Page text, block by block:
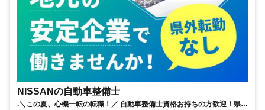
NISSANの自動車整備士
.＼この夏、心機一転の転職！／ 自動車整備士資格お持ちの方歓迎！県外